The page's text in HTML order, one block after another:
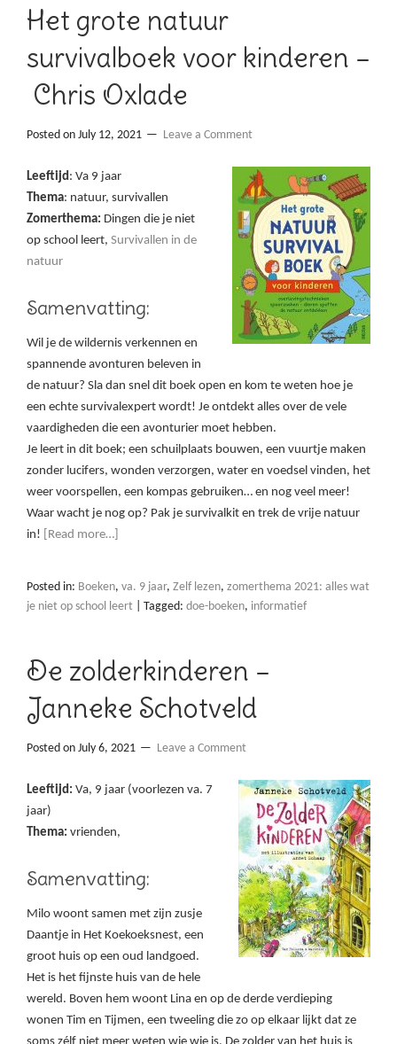
Het grote natuur
survivalboek voor kinderen –
Chris Oxlade
Posted on July 12, 2021 Leave a Comment
Leeftijd: Va 9 jaar
Thema: natuur, survivallen
Zomerthema: Dingen die je niet
op school leert, Survivallen in de
natuur
Samenvatting:
Wil je de wildernis verkennen en
spannende avonturen beleven in
de natuur? Sla dan snel dit boek open en kom te weten hoe je
een echte survivalexpert wordt! Je ontdekt alles over de vele
vaardigheden die een avonturier moet hebben.
Je leert in dit boek; een schuilplaats bouwen, een vuurtje maken
zonder lucifers, wonden verzorgen, water en voedsel vinden, het
weer voorspellen, een kompas gebruiken… en nog veel meer!
Waar wacht je nog op? Pak je survivalkit en trek de vrije natuur
in!
[Read more…]
Posted in: Boeken, va. 9 jaar, Zelf lezen, zomerthema 2021: alles wat
je niet op school leert
Tagged: doe-boeken, informatief
De zolderkinderen –
Janneke Schotveld
Posted on July 6, 2021 Leave a Comment
Leeftijd: Va, 9 jaar (voorlezen va. 7
jaar)
Thema: vrienden,
Samenvatting:
Milo woont samen met zijn zusje
Daantje in Het Koekoeksnest, een
groot huis op een oud landgoed.
Het is het fijnste huis van de hele
wereld. Boven hem woont Lina en op de derde verdieping
wonen Tim en Tijmen, een tweeling die zo op elkaar lijkt dat ze